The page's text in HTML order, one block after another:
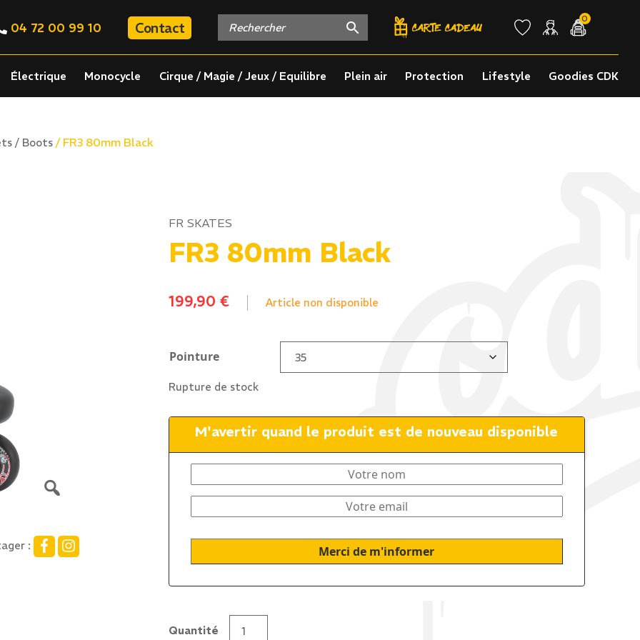
04 72 00 99 10 Contact
0
Électrique Monocycle Cirque / Magie / Jeux / Equilibre Plein air Protection Lifestyle Goodies CDK
/ Boots / FR3 80mm Black
:
FR SKATES
FR3 80mm Black
199,90 € Article non disponible
Pointure
Rupture de stock
M'avertir quand le produit est de nouveau disponible
Quantité